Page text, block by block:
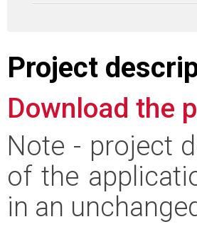
Project
Download the
Note - project
of the
in an